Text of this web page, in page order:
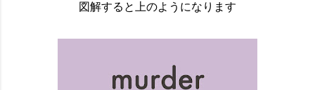
図解すると上のようになります